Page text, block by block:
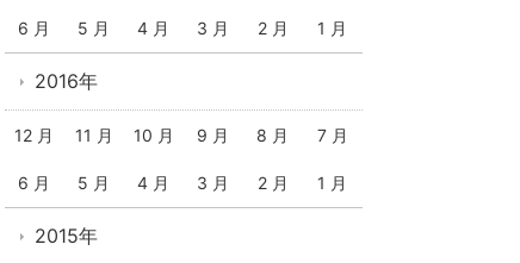
6 月 5 月 4 月 3 月 2 月 1 月
2016年
12 月 11 月 10 月 9 月 8 月 7 月
6 月 5 月 4 月 3 月 2 月 1 月
2015年